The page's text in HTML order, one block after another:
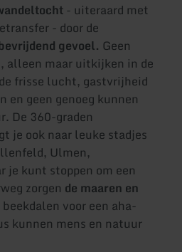
- uiteraard met
- door de
gevoel. Geen
alleen maar uitkijken in de
frisse lucht, gastvrijheid
en geen genoeg kunnen
De 360-graden
je ook naar leuke stadjes
Ulmen,
je kunt stoppen om een
zorgen de maaren en
voor een aha-
kunnen mens en natuur